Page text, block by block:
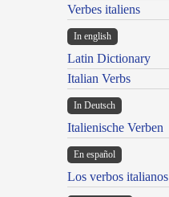
Verbes italiens
In english
Latin Dictionary
Italian Verbs
In Deutsch
Italienische Verben
En español
Los verbos italianos